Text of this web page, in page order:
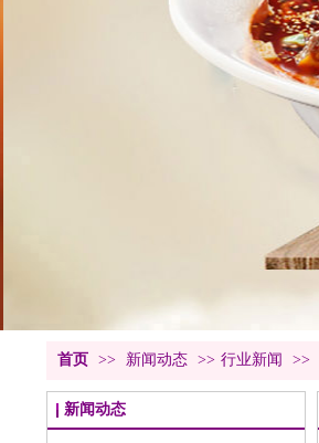
首页 >> 新闻动态 >> 行业新闻 >>
新闻动态